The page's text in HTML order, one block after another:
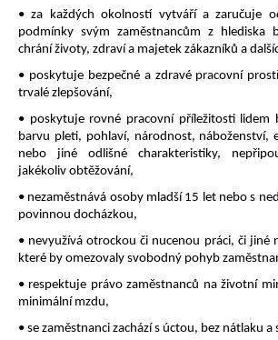
• za každých okolností vytváří a zaručuje
podmínky svým zaměstnancům z hlediska
chrání životy, zdraví a majetek zákazníků a
• poskytuje bezpečné a zdravé pracovní
trvalé zlepšování,
• poskytuje rovné pracovní příležitosti lidem
barvu pleti, pohlaví, národnost, náboženství,
nebo jiné odlišné charakteristiky,
jakékoliv obtěžování,
• nezaměstnává osoby mladší 15 let nebo s
povinnou docházkou,
• nevyužívá otrockou či nucenou práci, či jiné
které by omezovaly svobodný pohyb
• respektuje právo zaměstnanců na životní
minimální mzdu,
• se zaměstnanci zachází s úctou, bez nátlaku a